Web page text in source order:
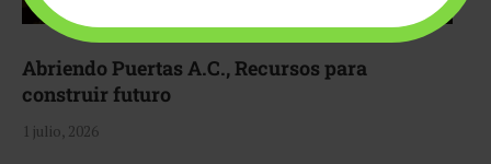
Abriendo Puertas A.C., Recursos para
construir futuro
1 julio, 2026